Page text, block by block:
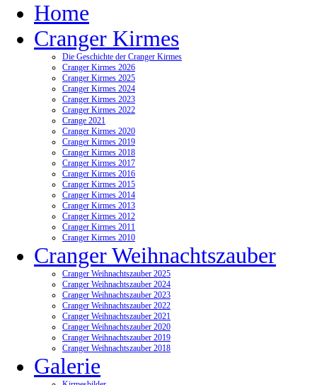
Home
Cranger Kirmes
Die Geschichte der Cranger Kirmes
Cranger Kirmes 2026
Cranger Kirmes 2025
Cranger Kirmes 2024
Cranger Kirmes 2023
Cranger Kirmes 2022
Crange 2021
Cranger Kirmes 2020
Cranger Kirmes 2019
Cranger Kirmes 2018
Cranger Kirmes 2017
Cranger Kirmes 2016
Cranger Kirmes 2015
Cranger Kirmes 2014
Cranger Kirmes 2013
Cranger Kirmes 2012
Cranger Kirmes 2011
Cranger Kirmes 2010
Cranger Weihnachtszauber
Cranger Weihnachtszauber 2025
Cranger Weihnachtszauber 2024
Cranger Weihnachtszauber 2023
Cranger Weihnachtszauber 2022
Cranger Weihnachtszauber 2021
Cranger Weihnachtszauber 2020
Cranger Weihnachtszauber 2019
Cranger Weihnachtszauber 2018
Galerie